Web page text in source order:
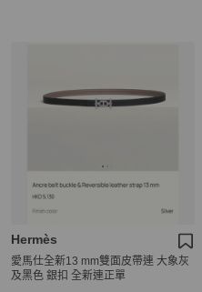
Hermès
愛馬仕全新13 mm雙面皮帶連 大象灰
及黑色 銀扣 全新連正單